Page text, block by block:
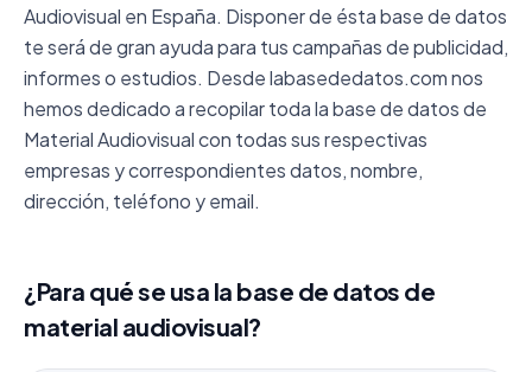
Audiovisual en España. Disponer de ésta base de datos
te será de gran ayuda para tus campañas de publicidad,
informes o estudios. Desde labasededatos.com nos
hemos dedicado a recopilar toda la base de datos de
Material Audiovisual con todas sus respectivas
empresas y correspondientes datos, nombre,
dirección, teléfono y email.
¿Para qué se usa la base de datos de
material audiovisual?